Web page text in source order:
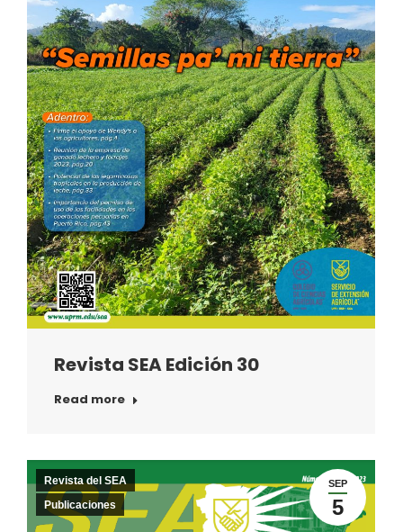
Revista SEA Edición 30
Read more
SEP
5
Revista del SEA
Publicaciones